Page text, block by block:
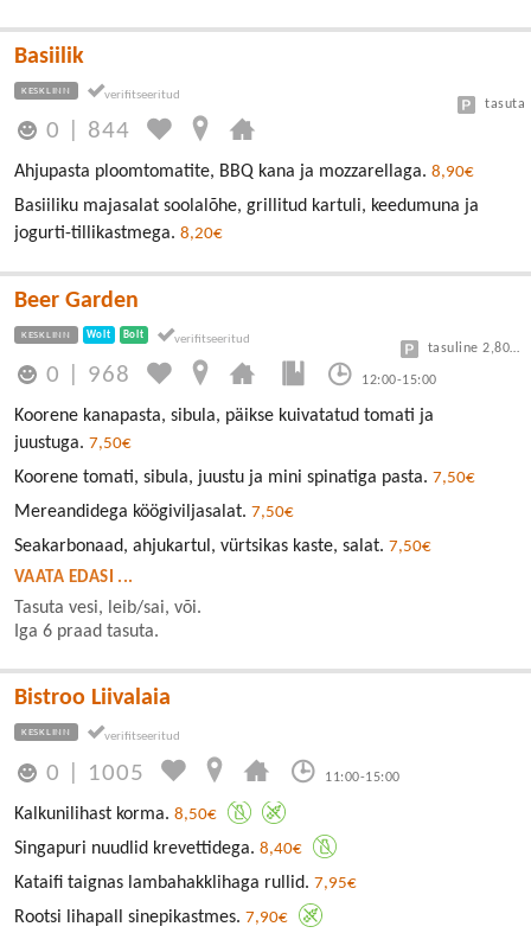
Basiilik
KESKLINN
0 844
tasuta
Ahjupasta ploomtomatite, BBQ kana ja mozzarellaga. 8,90€
Basiiliku majasalat soolalõhe, grillitud kartuli, keedumuna ja
jogurti-tillikastmega. 8,20€
Beer Garden
KESKLINN Wolt Bolt
0 968 12:00-15:00
tasuline 2,80/30min
Koorene kanapasta, sibula, päikse kuivatatud tomati ja
juustuga. 7,50€
Koorene tomati, sibula, juustu ja mini spinatiga pasta. 7,50€
Mereandidega köögiviljasalat. 7,50€
Seakarbonaad, ahjukartul, vürtsikas kaste, salat. 7,50€
VAATA EDASI ...
Tasuta vesi, leib/sai, või.
Iga 6 praad tasuta.
Bistroo Liivalaia
KESKLINN
0 1005 11:00-15:00
Kalkunilihast korma. 8,50€
Singapuri nuudlid krevettidega. 8,40€
Kataifi taignas lambahakklihaga rullid. 7,95€
Rootsi lihapall sinepikastmes. 7,90€